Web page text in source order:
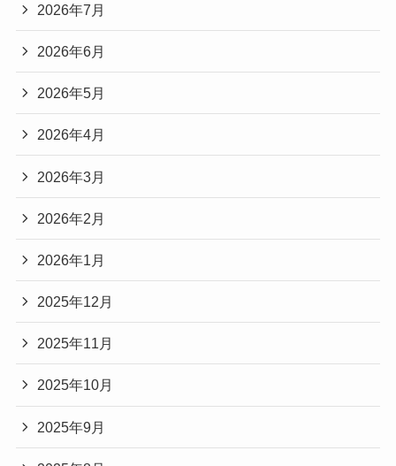
2026年7月
2026年6月
2026年5月
2026年4月
2026年3月
2026年2月
2026年1月
2025年12月
2025年11月
2025年10月
2025年9月